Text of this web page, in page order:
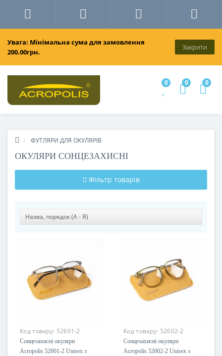
Увага: Мінімальна сума для замовлення
200.00грн.
Закрити
0 0 0
ФУТЛЯРИ ДЛЯ ОКУЛЯРІВ
ОКУЛЯРИ СОНЦЕЗАХИСНІ
Фільтр товарів
Код товару: 52601-2
Сонцезахисні окуляри
Acropolis 52601-2 Unisex з
Код товару: 52602-2
Сонцезахисні окуляри
Acropolis 52602-2 Unisex з